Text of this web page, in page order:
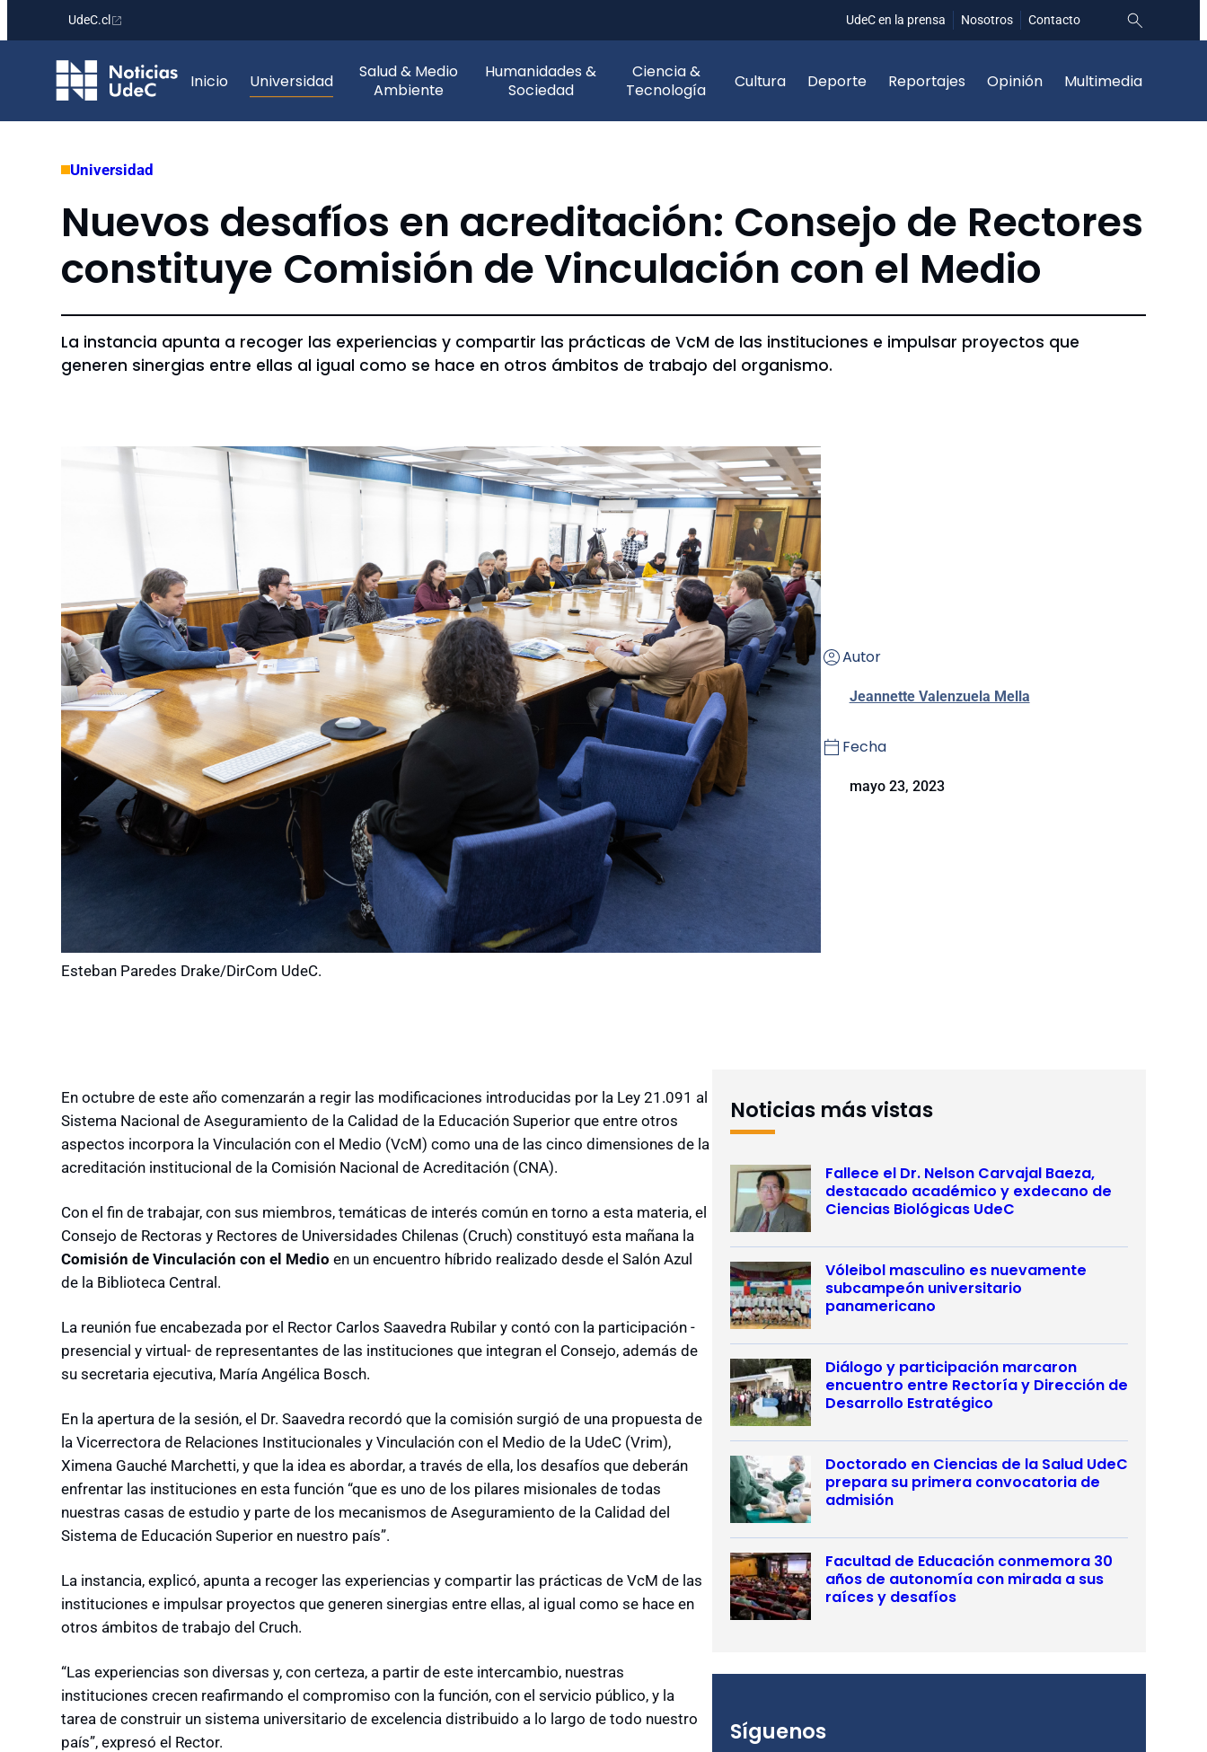
contenido
UdeC.cl UdeC en la prensa Nosotros Contacto
Inicio Universidad
Salud & Medio
Ambiente
Humanidades &
Sociedad
Ciencia &
Tecnología
Cultura Deporte Reportajes Opinión Multimedia
Universidad
Nuevos desafíos en acreditación: Consejo de Rectores
constituye Comisión de Vinculación con el Medio
La instancia apunta a recoger las experiencias y compartir las prácticas de VcM de las instituciones e impulsar proyectos que
generen sinergias entre ellas al igual como se hace en otros ámbitos de trabajo del organismo.
Esteban Paredes Drake/DirCom UdeC.
Autor
Jeannette Valenzuela Mella
Fecha
mayo 23, 2023
En octubre de este año comenzarán a regir las modificaciones introducidas por la Ley 21.091 al
Sistema Nacional de Aseguramiento de la Calidad de la Educación Superior que entre otros
aspectos incorpora la Vinculación con el Medio (VcM) como una de las cinco dimensiones de la
acreditación institucional de la Comisión Nacional de Acreditación (CNA).
Con el fin de trabajar, con sus miembros, temáticas de interés común en torno a esta materia, el
Consejo de Rectoras y Rectores de Universidades Chilenas (Cruch) constituyó esta mañana la
Comisión de Vinculación con el Medio en un encuentro híbrido realizado desde el Salón Azul
de la Biblioteca Central.
La reunión fue encabezada por el Rector Carlos Saavedra Rubilar y contó con la participación -
presencial y virtual- de representantes de las instituciones que integran el Consejo, además de
su secretaria ejecutiva, María Angélica Bosch.
En la apertura de la sesión, el Dr. Saavedra recordó que la comisión surgió de una propuesta de
la Vicerrectora de Relaciones Institucionales y Vinculación con el Medio de la UdeC (Vrim),
Ximena Gauché Marchetti, y que la idea es abordar, a través de ella, los desafíos que deberán
enfrentar las instituciones en esta función “que es uno de los pilares misionales de todas
nuestras casas de estudio y parte de los mecanismos de Aseguramiento de la Calidad del
Sistema de Educación Superior en nuestro país”.
La instancia, explicó, apunta a recoger las experiencias y compartir las prácticas de VcM de las
instituciones e impulsar proyectos que generen sinergias entre ellas, al igual como se hace en
otros ámbitos de trabajo del Cruch.
“Las experiencias son diversas y, con certeza, a partir de este intercambio, nuestras
instituciones crecen reafirmando el compromiso con la función, con el servicio público, y la
tarea de construir un sistema universitario de excelencia distribuido a lo largo de todo nuestro
país”, expresó el Rector.
Noticias más vistas
Fallece el Dr. Nelson Carvajal Baeza,
destacado académico y exdecano de
Ciencias Biológicas UdeC
Vóleibol masculino es nuevamente
subcampeón universitario
panamericano
Diálogo y participación marcaron
encuentro entre Rectoría y Dirección de
Desarrollo Estratégico
Doctorado en Ciencias de la Salud UdeC
prepara su primera convocatoria de
admisión
Facultad de Educación conmemora 30
años de autonomía con mirada a sus
raíces y desafíos
Síguenos